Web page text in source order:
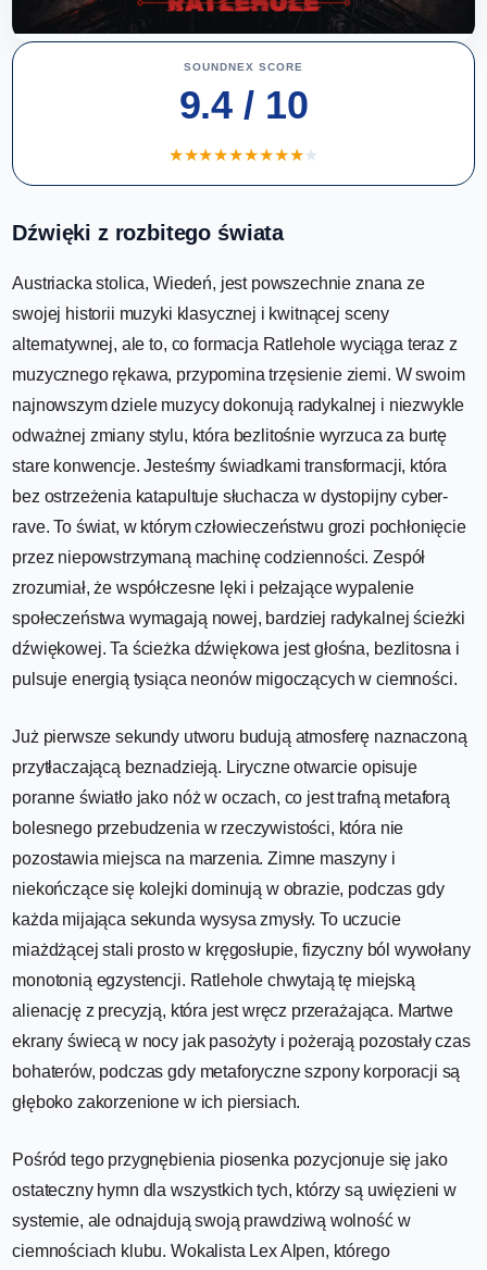
SOUNDNEX SCORE
9.4 / 10
★★★★★★★★★★
Dźwięki z rozbitego świata
Austriacka stolica, Wiedeń, jest powszechnie znana ze
swojej historii muzyki klasycznej i kwitnącej sceny
alternatywnej, ale to, co formacja Ratlehole wyciąga teraz z
muzycznego rękawa, przypomina trzęsienie ziemi. W swoim
najnowszym dziele muzycy dokonują radykalnej i niezwykle
odważnej zmiany stylu, która bezlitośnie wyrzuca za burtę
stare konwencje. Jesteśmy świadkami transformacji, która
bez ostrzeżenia katapultuje słuchacza w dystopijny cyber-
rave. To świat, w którym człowieczeństwu grozi pochłonięcie
przez niepowstrzymaną machinę codzienności. Zespół
zrozumiał, że współczesne lęki i pełzające wypalenie
społeczeństwa wymagają nowej, bardziej radykalnej ścieżki
dźwiękowej. Ta ścieżka dźwiękowa jest głośna, bezlitosna i
pulsuje energią tysiąca neonów migoczących w ciemności.
Już pierwsze sekundy utworu budują atmosferę naznaczoną
przytłaczającą beznadzieją. Liryczne otwarcie opisuje
poranne światło jako nóż w oczach, co jest trafną metaforą
bolesnego przebudzenia w rzeczywistości, która nie
pozostawia miejsca na marzenia. Zimne maszyny i
niekończące się kolejki dominują w obrazie, podczas gdy
każda mijająca sekunda wysysa zmysły. To uczucie
miażdżącej stali prosto w kręgosłupie, fizyczny ból wywołany
monotonią egzystencji. Ratlehole chwytają tę miejską
alienację z precyzją, która jest wręcz przerażająca. Martwe
ekrany świecą w nocy jak pasożyty i pożerają pozostały czas
bohaterów, podczas gdy metaforyczne szpony korporacji są
głęboko zakorzenione w ich piersiach.
Pośród tego przygnębienia piosenka pozycjonuje się jako
ostateczny hymn dla wszystkich tych, którzy są uwięzieni w
systemie, ale odnajdują swoją prawdziwą wolność w
ciemnościach klubu. Wokalista Lex Alpen, którego